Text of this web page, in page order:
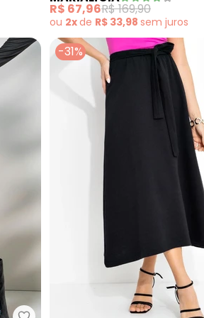
R$ 67,96R$ 169,90
ou 2xde R$ 33,98 sem juros
-31%